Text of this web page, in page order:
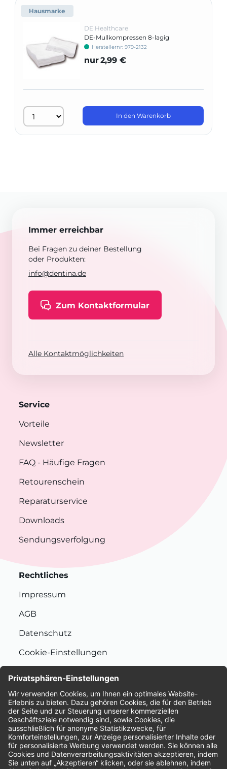
Hausmarke
DE Healthcare
DE-Mullkompressen 8-lagig
Herstellernr: 979-2132
nur2,99 €
In den Warenkorb
Immer erreichbar
Bei Fragen zu deiner Bestellung
oder Produkten:
info@dentina.de
Zum Kontaktformular
Alle Kontaktmöglichkeiten
Service
Vorteile
Newsletter
FAQ - Häufige Fragen
Retourenschein
Reparaturservice
Downloads
Sendungsverfolgung
Rechtliches
Impressum
AGB
Datenschutz
Cookie-Einstellungen
Bewertungen